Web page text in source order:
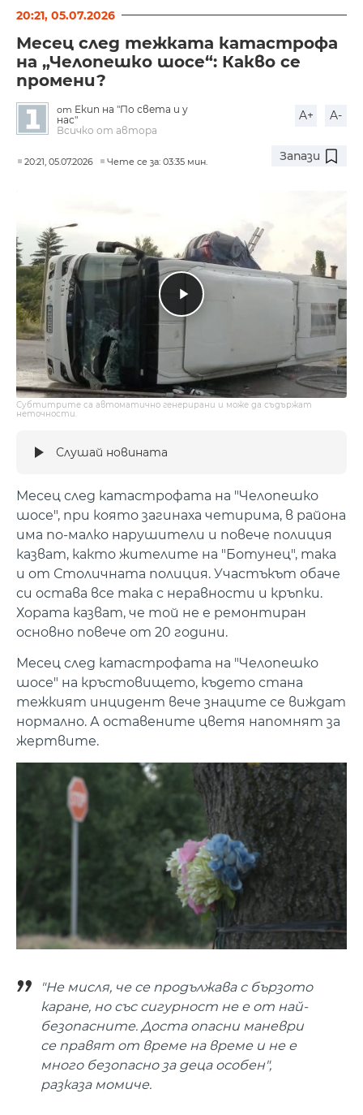
20:21, 05.07.2026
Месец след тежката катастрофа
на „Челопешко шосе“: Какво се
промени?
от Екип на "По света и у
нас"
Всичко от автора
A+ A-
20:21, 05.07.2026 Чете се за: 03:35 мин. Запази
Субтитрите са автоматично генерирани и може да съдържат
неточности.
Слушай новината
Месец след катастрофата на "Челопешко
шосе", при която загинаха четирима, в района
има по-малко нарушители и повече полиция
казват, както жителите на "Ботунец", така
и от Столичната полиция. Участъкът обаче
си остава все така с неравности и кръпки.
Хората казват, че той не е ремонтиран
основно повече от 20 години.
Месец след катастрофата на "Челопешко
шосе" на кръстовището, където стана
тежкият инцидент вече знаците се виждат
нормално. А оставените цветя напомнят за
жертвите.
"Не мисля, че се продължава с бързото
каране, но със сигурност не е от най-
безопасните. Доста опасни маневри
се правят от време на време и не е
много безопасно за деца особен",
разказа момиче.